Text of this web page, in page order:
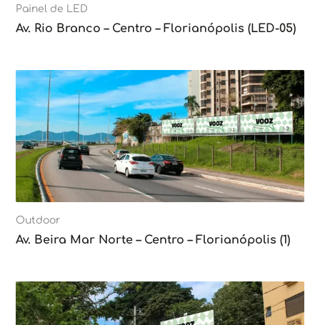
Painel de LED
Av. Rio Branco – Centro – Florianópolis (LED-05)
Outdoor
Av. Beira Mar Norte – Centro – Florianópolis (1)